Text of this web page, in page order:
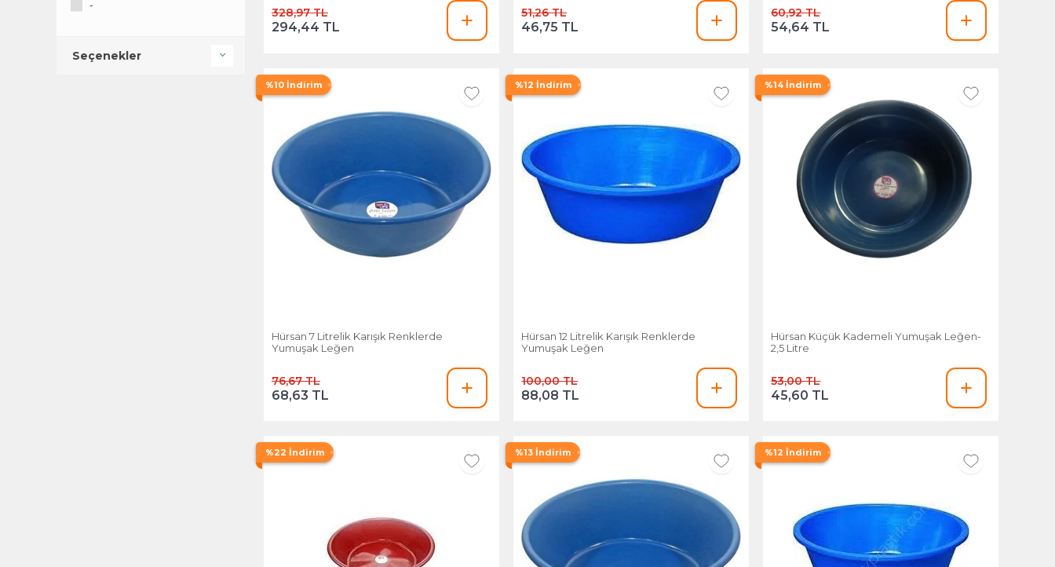
328,97 TL
294,44 TL
51,26 TL
46,75 TL
60,92 TL
54,64 TL
%10 İndirim
Hürsan 7 Litrelik Karışık Renklerde
Yumuşak Leğen
76,67 TL
68,63 TL
%12 İndirim
Hürsan 12 Litrelik Karışık Renklerde
Yumuşak Leğen
100,00 TL
88,08 TL
%14 İndirim
Hürsan Küçük Kademeli Yumuşak Leğen-
2,5 Litre
53,00 TL
45,60 TL
%22 İndirim %13 İndirim %12 İndirim
-
Seçenekler